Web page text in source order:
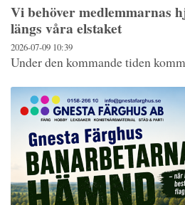
Vi behöver medlemmarnas
längs våra elstaket
2026-07-09 10:39
Under den kommande tiden